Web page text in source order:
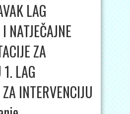
LAG
NATJEČAJNE
ZA
LAG
INTERVENCIJU